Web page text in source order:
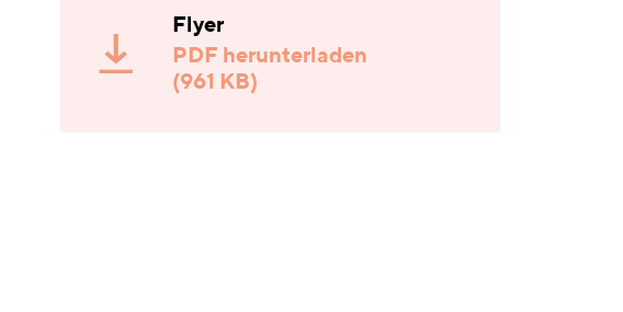
Flyer
PDF herunterladen
(961 KB)